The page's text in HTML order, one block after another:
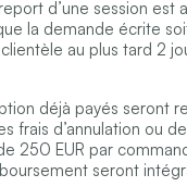
d’une session est
la demande écrite
au plus tard 2
déjà payés seront
frais d’annulation ou
250 EUR par
seront